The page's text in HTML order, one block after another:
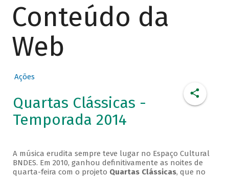
Conteúdo da
Web
Ações
Quartas Clássicas -
Temporada 2014
A música erudita sempre teve lugar no Espaço Cultural
BNDES. Em 2010, ganhou definitivamente as noites de
quarta-feira com o projeto Quartas Clássicas, que no